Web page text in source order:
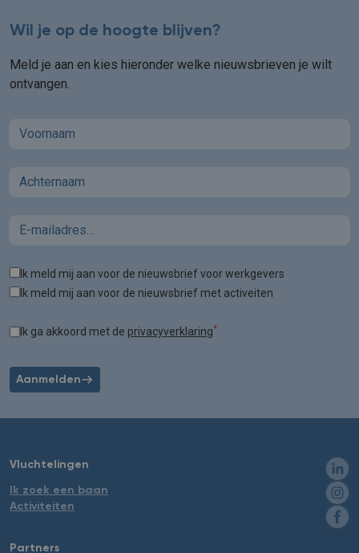
Wil je op de hoogte blijven?
Meld je aan en kies hieronder welke nieuwsbrieven je wilt
ontvangen.
First name
Last name
Email
TagsIk meld mij aan voor de nieuwsbrief voor werkgevers
Ik meld mij aan voor de nieuwsbrief met activeiten
Ik ga akkoord met de privacyverklaring*
Aanmelden
Vluchtelingen
Ik zoek een baan
Activiteiten
Partners